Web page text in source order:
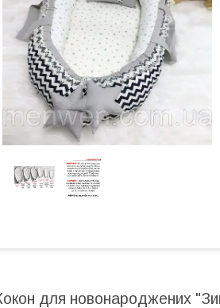
для новонароджених